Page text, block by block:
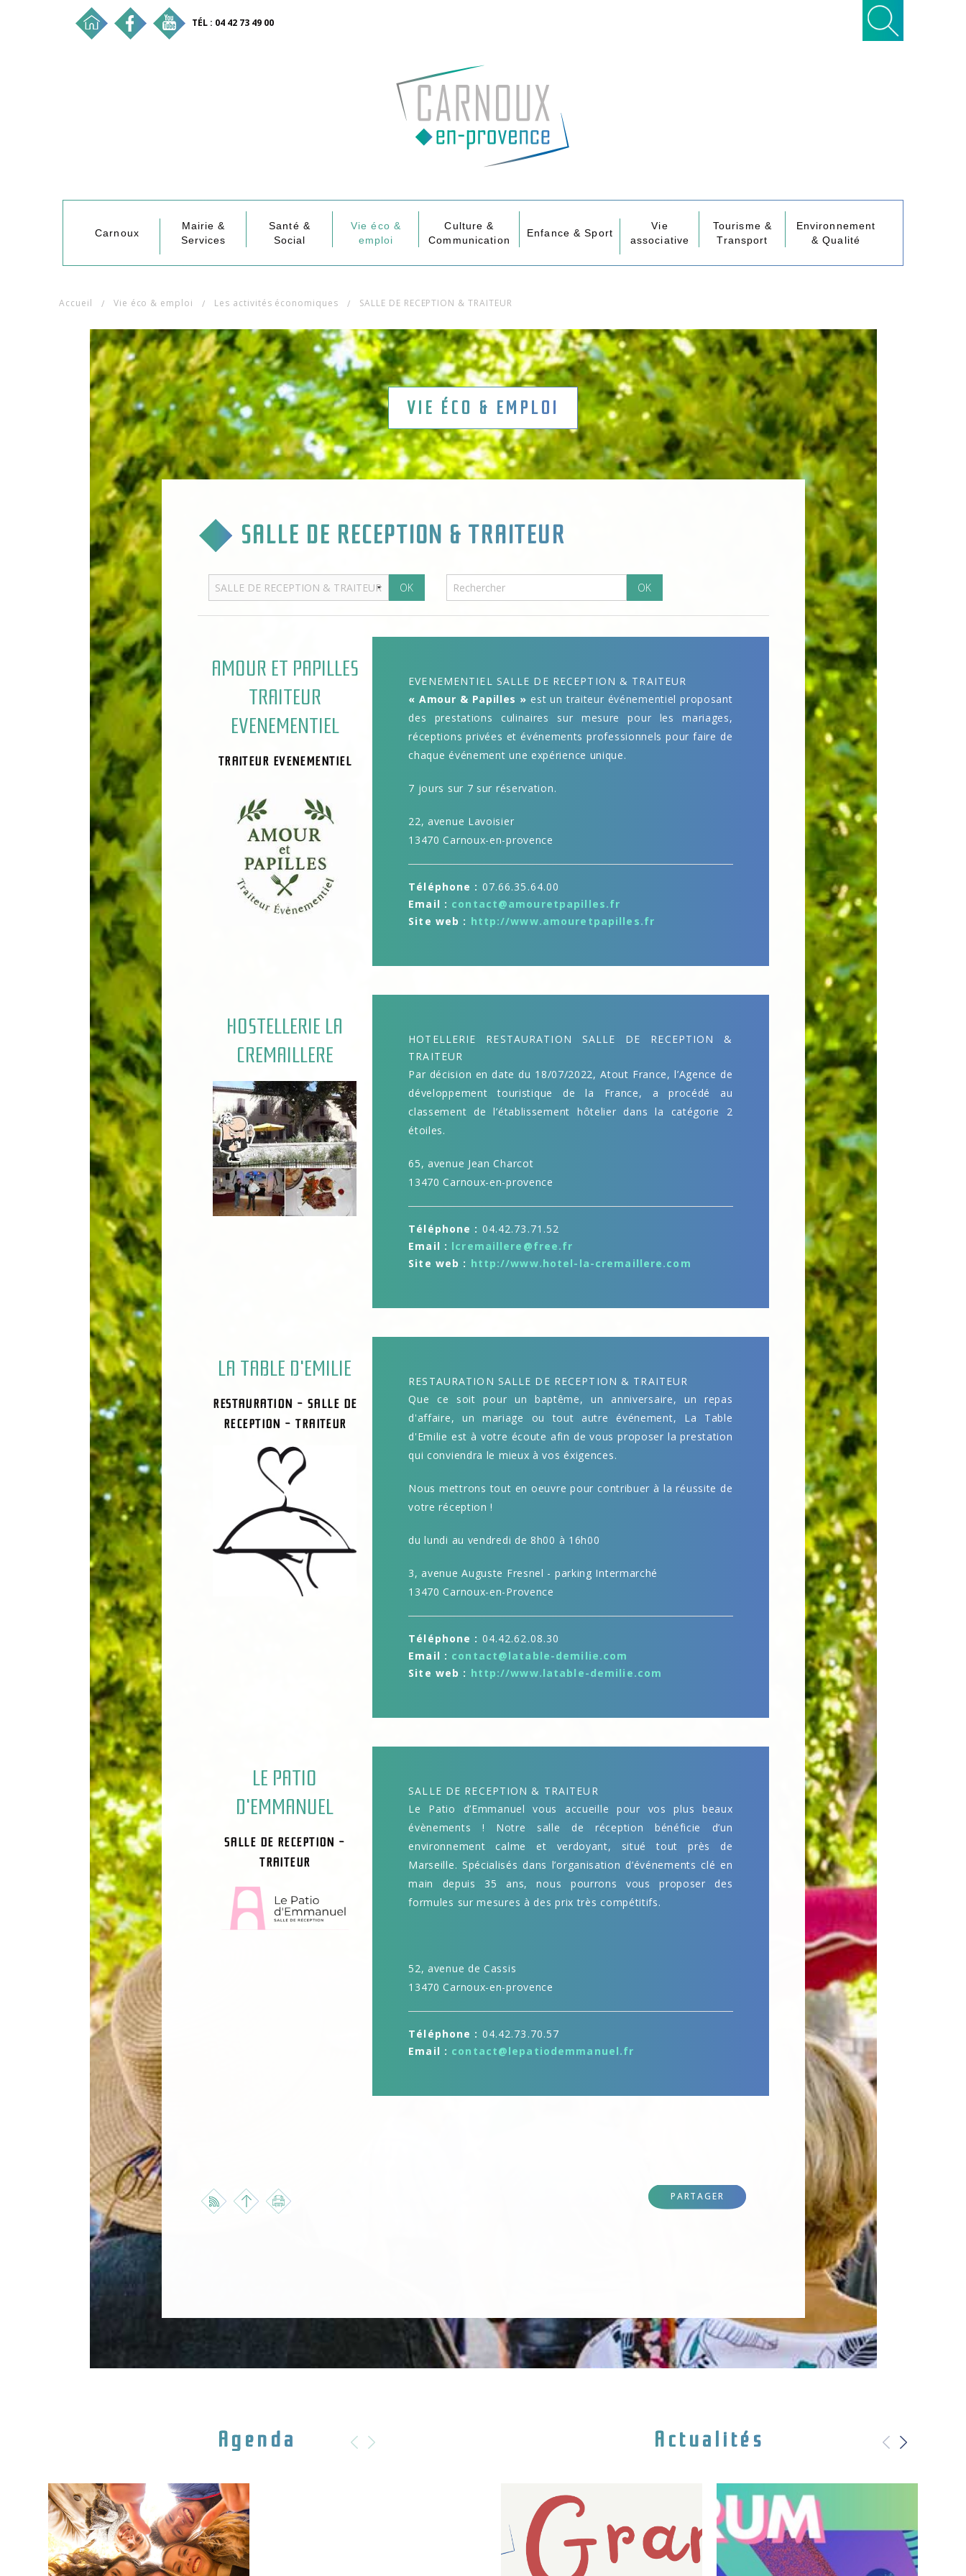
TÉL : 04 42 73 49 00
Carnoux
Mairie &
Services
Santé &
Social
Vie éco &
emploi
Culture &
Communication
Enfance & Sport
Vie
associative
Tourisme &
Transport
Environnement
& Qualité
Accueil Vie éco & emploi Les activités économiques SALLE DE RECEPTION & TRAITEUR
VIE ÉCO & EMPLOI
SALLE DE RECEPTION & TRAITEUR
AMOUR ET PAPILLES
TRAITEUR
EVENEMENTIEL
TRAITEUR EVENEMENTIEL
EVENEMENTIEL SALLE DE RECEPTION & TRAITEUR
« Amour & Papilles » est un traiteur événementiel proposant
des prestations culinaires sur mesure pour les mariages,
réceptions privées et événements professionnels pour faire de
chaque événement une expérience unique.
7 jours sur 7 sur réservation.
22, avenue Lavoisier
13470 Carnoux-en-provence
Téléphone : 07.66.35.64.00
Email : contact@amouretpapilles.fr
Site web : http://www.amouretpapilles.fr
HOSTELLERIE LA
CREMAILLERE
HOTELLERIE RESTAURATION SALLE DE RECEPTION &
TRAITEUR
Par décision en date du 18/07/2022, Atout France, l’Agence de
développement touristique de la France, a procédé au
classement de l’établissement hôtelier dans la catégorie 2
étoiles.
65, avenue Jean Charcot
13470 Carnoux-en-provence
Téléphone : 04.42.73.71.52
Email : lcremaillere@free.fr
Site web : http://www.hotel-la-cremaillere.com
LA TABLE D'EMILIE
RESTAURATION - SALLE DE
RECEPTION - TRAITEUR
RESTAURATION SALLE DE RECEPTION & TRAITEUR
Que ce soit pour un baptême, un anniversaire, un repas
d'affaire, un mariage ou tout autre événement, La Table
d'Emilie est à votre écoute afin de vous proposer la prestation
qui conviendra le mieux à vos éxigences.
Nous mettrons tout en oeuvre pour contribuer à la réussite de
votre réception !
du lundi au vendredi de 8h00 à 16h00
3, avenue Auguste Fresnel - parking Intermarché
13470 Carnoux-en-Provence
Téléphone : 04.42.62.08.30
Email : contact@latable-demilie.com
Site web : http://www.latable-demilie.com
LE PATIO
D'EMMANUEL
SALLE DE RECEPTION -
TRAITEUR
SALLE DE RECEPTION & TRAITEUR
Le Patio d’Emmanuel vous accueille pour vos plus beaux
évènements ! Notre salle de réception bénéficie d’un
environnement calme et verdoyant, situé tout près de
Marseille. Spécialisés dans l’organisation d’événements clé en
main depuis 35 ans, nous pourrons vous proposer des
formules sur mesures à des prix très compétitifs.
52, avenue de Cassis
13470 Carnoux-en-provence
Téléphone : 04.42.73.70.57
Email : contact@lepatiodemmanuel.fr
PARTAGER
Agenda Actualités